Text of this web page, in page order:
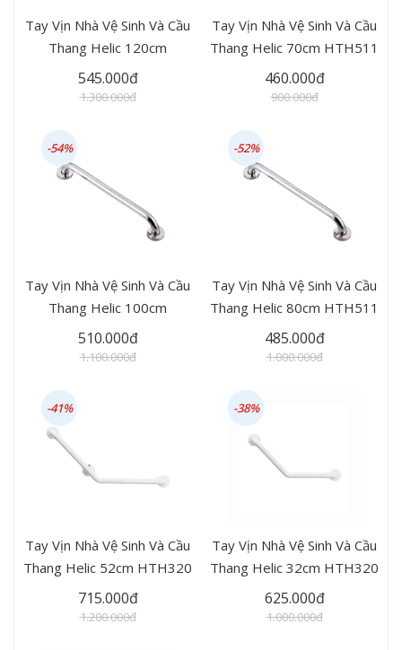
Tay Vịn Nhà Vệ Sinh Và Cầu
Thang Helic 120cm
HTH511
545.000đ
1.300.000đ
Tay Vịn Nhà Vệ Sinh Và Cầu
Thang Helic 70cm HTH511
460.000đ
900.000đ
Tay Vịn Nhà Vệ Sinh Và Cầu
Thang Helic 100cm
HTH511
510.000đ
1.100.000đ
-54%
Tay Vịn Nhà Vệ Sinh Và Cầu
Thang Helic 80cm HTH511
485.000đ
1.000.000đ
-52%
Tay Vịn Nhà Vệ Sinh Và Cầu
Thang Helic 52cm HTH320
715.000đ
1.200.000đ
-41%
Tay Vịn Nhà Vệ Sinh Và Cầu
Thang Helic 32cm HTH320
625.000đ
1.000.000đ
-38%